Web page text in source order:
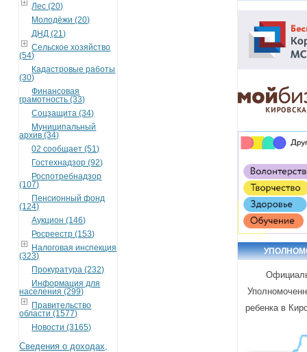
Лес (20)
Молодёжи (20)
ДНД (21)
Сельское хозяйство
(54)
Кадастровые работы
(30)
Финансовая
грамотность (33)
Соцзащита (34)
Муниципальный
архив (34)
02 сообщает (51)
Гостехнадзор (92)
Роспотребнадзор
(107)
Пенсионный фонд
(124)
Аукцион (146)
Росреестр (153)
Налоговая инспекция
(323)
Прокуратура (232)
Информация для
населения (299)
Правительство
области (1577)
Новости (3165)
Сведения о доходах,
ребенка в